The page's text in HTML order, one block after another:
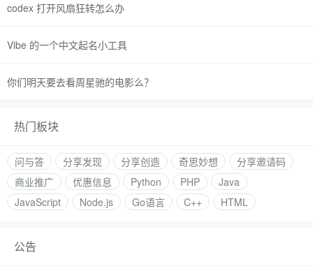
codex 打开风扇狂转怎么办
Vibe 的一个中文起名小工具
你们明天要去看周星驰的电影么？
热门板块
问与答 分享发现 分享创造 奇思妙想
分享邀请码
商业推广
优惠信息 Python PHP
Java
JavaScript
Node.js Go语言 C++ HTML
公告